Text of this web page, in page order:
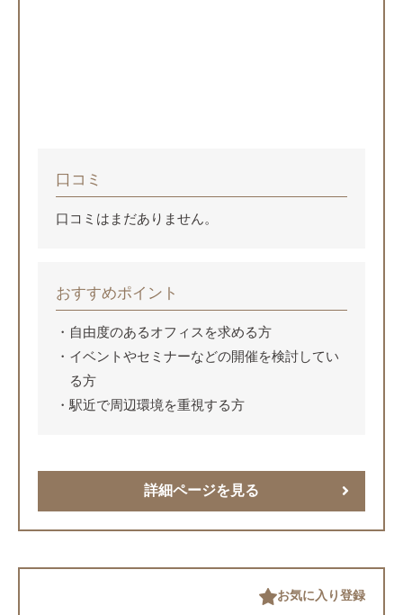
口コミ
口コミはまだありません。
おすすめポイント
自由度のあるオフィスを求める方
イベントやセミナーなどの開催を検討してい
る方
駅近で周辺環境を重視する方
詳細ページを見る
お気に入り登録